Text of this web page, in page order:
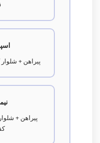
پیراهن +
پیراهن +